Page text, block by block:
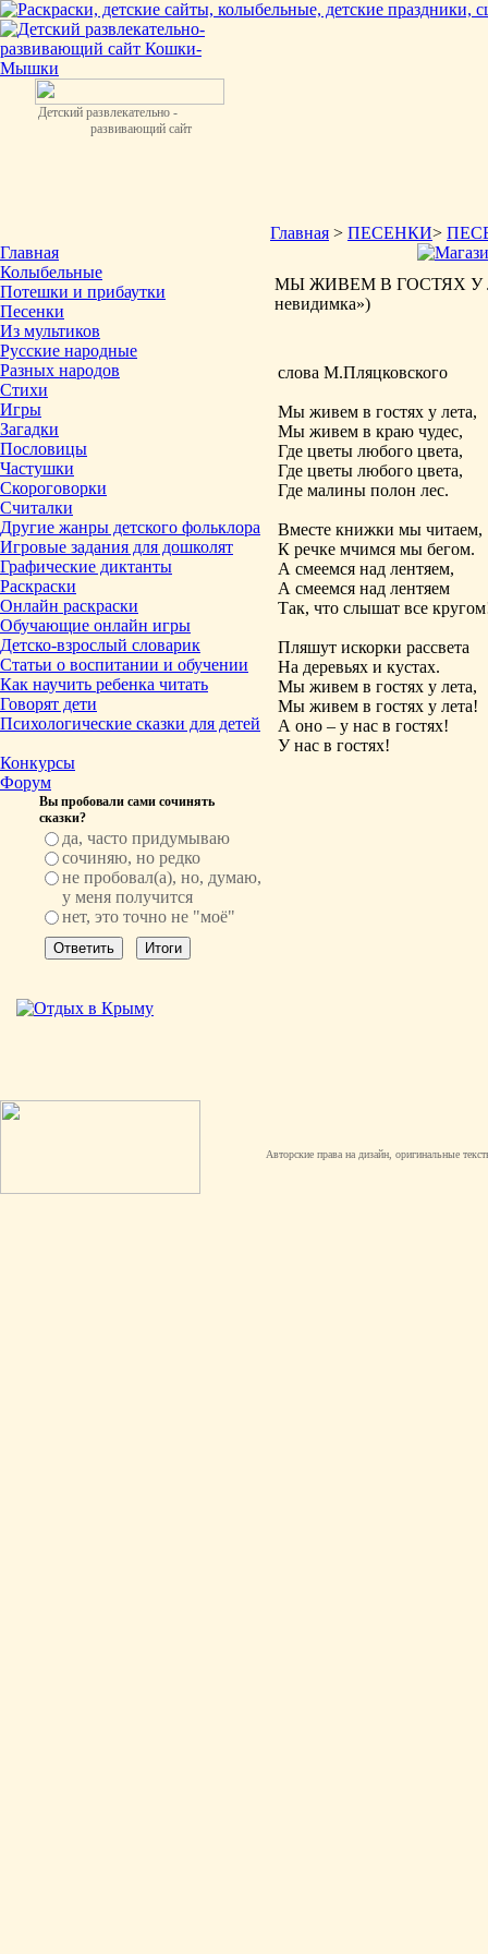
Детский развлекательно -
развивающий сайт
Главная
Колыбельные
Потешки и прибаутки
Песенки
Из мультиков
Русские народные
Разных народов
Стихи
Игры
Загадки
Пословицы
Частушки
Скороговорки
Считалки
Другие жанры детского фольклора
Игровые задания для дошколят
Графические диктанты
Раскраски
Онлайн раскраски
Обучающие онлайн игры
Детско-взрослый словарик
Статьи о воспитании и обучении
Как научить ребенка читать
Говорят дети
Психологические сказки для детей
Конкурсы
Форум
Вы пробовали сами сочинять
сказки?
да, часто придумываю
сочиняю, но редко
не пробовал(а), но, думаю,
у меня получится
нет, это точно не "моё"
Главная > ПЕСЕНКИ>
МЫ ЖИВЕМ В ГОСТЯХ У
невидимка»)
слова М.Пляцковского
Мы живем в гостях у лета,
Мы живем в краю чудес,
Где цветы любого цвета,
Где цветы любого цвета,
Где малины полон лес.
Вместе книжки мы читаем,
К речке мчимся мы бегом.
А смеемся над лентяем,
А смеемся над лентяем
Так, что слышат все
Пляшут искорки рассвета
На деревьях и кустах.
Мы живем в гостях у лета,
Мы живем в гостях у лета!
А оно – у нас в гостях!
У нас в гостях!
Авторские права на дизайн, оригинальные